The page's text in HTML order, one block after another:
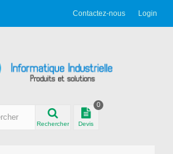
Login
Contactez-nous
Rechercher Devis
0